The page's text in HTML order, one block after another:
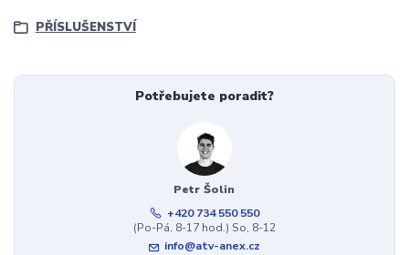
PŘÍSLUŠENSTVÍ
Potřebujete poradit?
Petr Šolin
+420 734 550 550
(Po-Pá, 8-17 hod.) So, 8-12
info@atv-anex.cz